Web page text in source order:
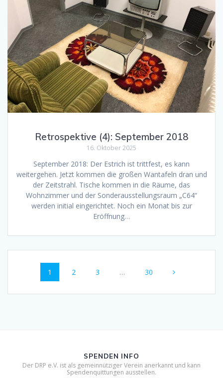
Retrospektive (4): September 2018
16. Oktober 2025
September 2018: Der Estrich ist trittfest, es kann
weitergehen. Jetzt kommen die großen Wantafeln dran und
der Zeitstrahl. Tische kommen in die Räume, das
Wohnzimmer und der Sonderausstellungsraum „C64“
werden initial eingerichtet. Noch ein Monat bis zur
Eröffnung…
Posts
navigation
Page
1 Page
2 Page
3 … Page
30
SPENDEN INFO
Der DRP e.V. ist als gemeinnütziger Verein anerkannt und kann
Spendenquittungen ausstellen.